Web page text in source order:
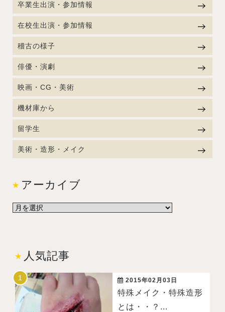
卒業生出演・参加情報
在校生出演・参加情報
稽古の様子
俳優・演劇
映画・CG・美術
機材庫から
留学生
美術・造形・メイク
アーカイブ
人気記事
2015年02月03日
特殊メイク・特殊造形
とは・・？...